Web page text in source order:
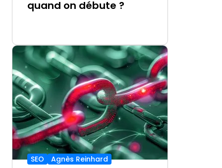
quand on débute ?
SEO
Agnès Reinhard